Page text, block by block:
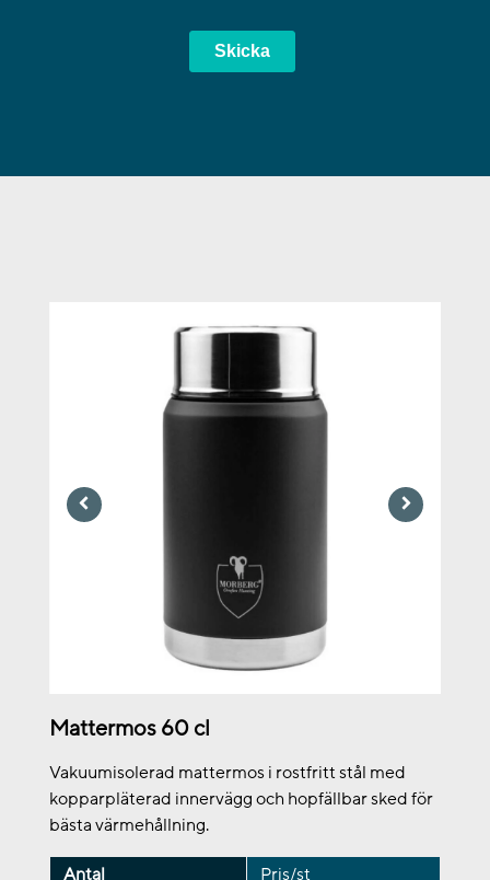
Mattermos 60 cl
Vakuumisolerad mattermos i rostfritt stål med
kopparpläterad innervägg och hopfällbar sked för
bästa värmehållning.
Antal Pris/st